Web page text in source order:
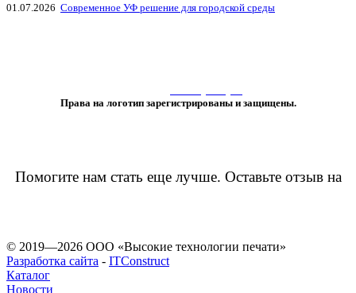
01.07.2026 Современное УФ решение для городской среды
Права на логотип зарегистрированы и защищены.
Помогите нам стать еще лучше. Оставьте отзыв на
© 2019—2026 ООО «Высокие технологии печати»
Разработка сайта - ITConstruct
Каталог
Новости